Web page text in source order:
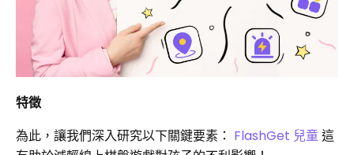
特徵
為此，讓我們深入研究以下關鍵要素： FlashGet 兒童這